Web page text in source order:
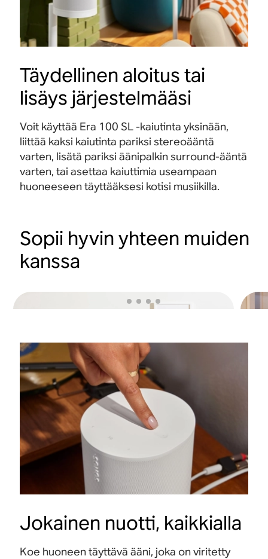
Täydellinen aloitus tai
lisäys järjestelmääsi
Voit käyttää Era 100 SL -kaiutinta yksinään,
liittää kaksi kaiutinta pariksi stereoääntä
varten, lisätä pariksi äänipalkin surround-ääntä
varten, tai asettaa kaiuttimia useampaan
huoneeseen täyttääksesi kotisi musiikilla.
Sopii hyvin yhteen muiden
kanssa
Jokainen nuotti, kaikkialla
Koe huoneen täyttävä ääni, joka on viritetty